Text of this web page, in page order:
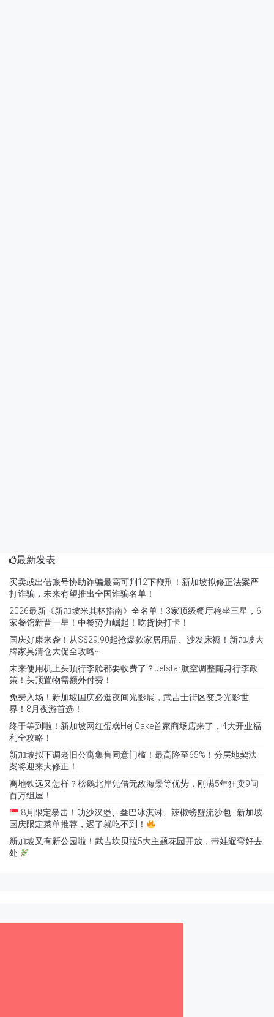
最新发表
买卖或出借账号协助诈骗最高可判12下鞭刑！新加坡拟修正法案严
打诈骗，未来有望推出全国诈骗名单！
2026最新《新加坡米其林指南》全名单！3家顶级餐厅稳坐三星，6
家餐馆新晋一星！中餐势力崛起！吃货快打卡！
国庆好康来袭！从S$29.90起抢爆款家居用品、沙发床褥！新加坡大
牌家具清仓大促全攻略~
未来使用机上头顶行李舱都要收费了？Jetstar航空调整随身行李政
策！头顶置物需额外付费！
免费入场！新加坡国庆必逛夜间光影展，武吉士街区变身光影世
界！8月夜游首选！
终于等到啦！新加坡网红蛋糕Hej Cake首家商场店来了，4大开业福
利全攻略！
新加坡拟下调老旧公寓集售同意门槛！最高降至65%！分层地契法
案将迎来大修正！
离地铁远又怎样？榜鹅北岸凭借无敌海景等优势，刚满5年狂卖9间
百万组屋！
8月限定暴击！叻沙汉堡、叁巴冰淇淋、辣椒螃蟹流沙包…新加坡
国庆限定菜单推荐，迟了就吃不到！
新加坡又有新公园啦！武吉坎贝拉5大主题花园开放，带娃遛弯好去
处